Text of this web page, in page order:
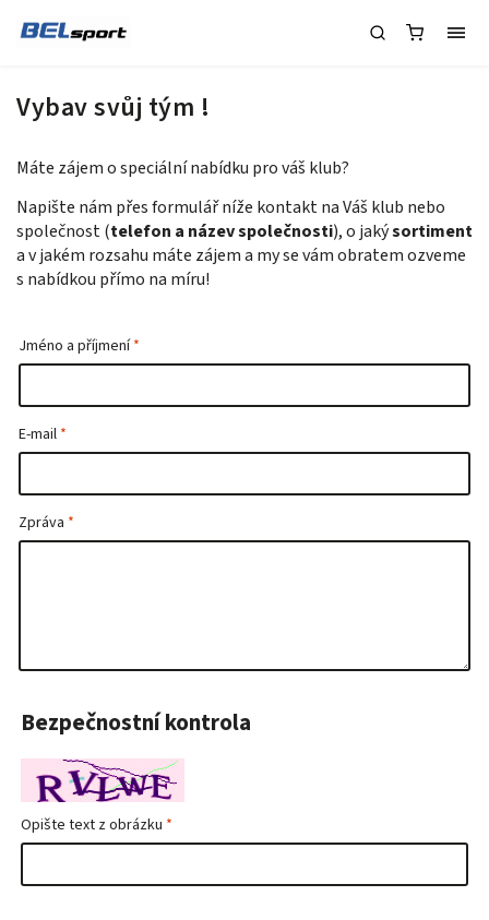
Vybav svůj tým !
Máte zájem o speciální nabídku pro váš klub?
Napište nám přes formulář níže kontakt na Váš klub nebo
společnost (telefon a název společnosti), o jakýsortiment
a v jakém rozsahu máte zájem a my se vám obratem ozveme
s nabídkou přímo na míru!
Jméno a příjmení
E-mail
Zpráva
Bezpečnostní kontrola
Opište text z obrázku